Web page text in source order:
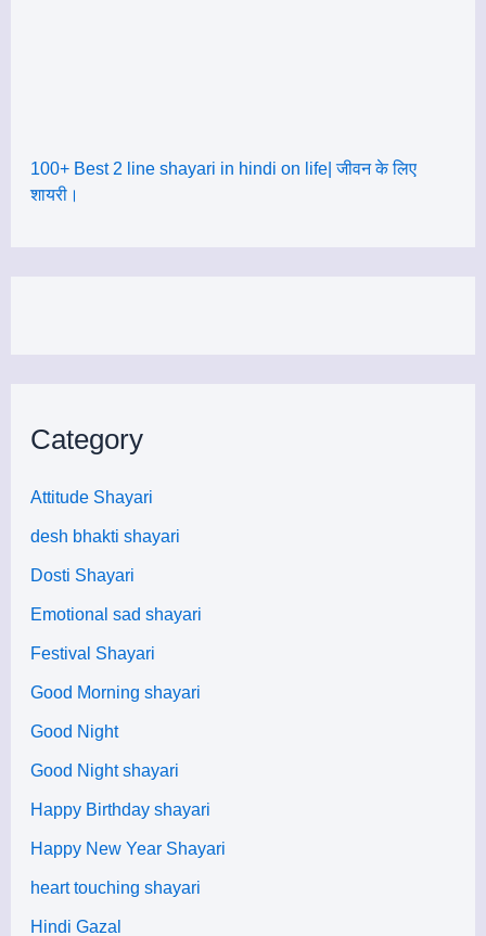
100+ Best 2 line shayari in hindi on life| जीवन के लिए
शायरी।
Category
Attitude Shayari
desh bhakti shayari
Dosti Shayari
Emotional sad shayari
Festival Shayari
Good Morning shayari
Good Night
Good Night shayari
Happy Birthday shayari
Happy New Year Shayari
heart touching shayari
Hindi Gazal